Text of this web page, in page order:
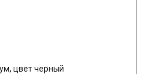
цвет черный